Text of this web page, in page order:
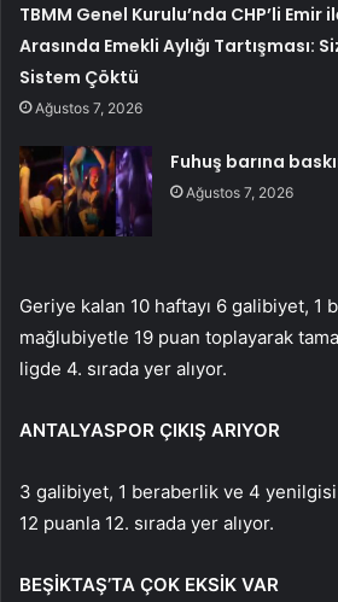
TBMM Genel Kurulu’nda CHP’li Emir
Arasında Emekli Aylığı Tartışması:
Sistem Çöktü
Ağustos 7, 2026
Fuhuş barına
Ağustos 7, 2026
Geriye kalan 10 haftayı 6 galibiyet, 1
mağlubiyetle 19 puan toplayarak
ligde 4. sırada yer alıyor.
ANTALYASPOR ÇIKIŞ ARIYOR
3 galibiyet, 1 beraberlik ve 4
12 puanla 12. sırada yer alıyor.
BEŞİKTAŞ’TA ÇOK EKSİK VAR